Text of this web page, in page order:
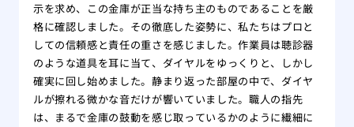
示を求め、この金庫が正当な持ち主のものであることを厳
格に確認しました。その徹底した姿勢に、私たちはプロと
しての信頼感と責任の重さを感じました。作業員は聴診器
のような道具を耳に当て、ダイヤルをゆっくりと、しかし
確実に回し始めました。静まり返った部屋の中で、ダイヤ
ルが擦れる微かな音だけが響いていました。職人の指先
は、まるで金庫の鼓動を感じ取っているかのように繊細に